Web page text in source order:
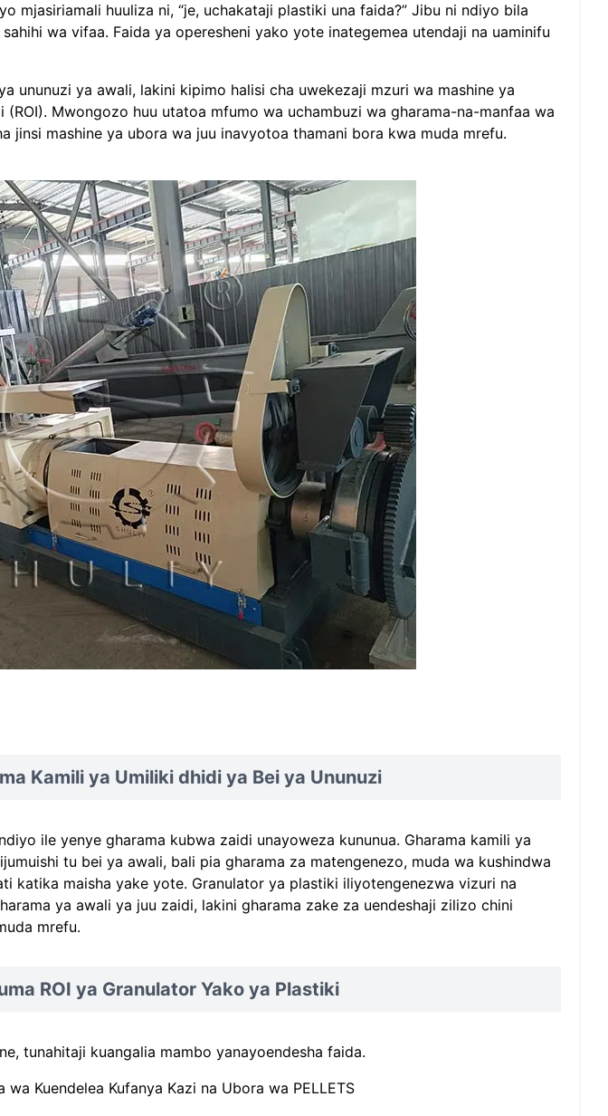
mjasiriamali huuliza ni, “je, uchakataji plastiki una faida?” Jibu ni ndiyo bila
wa vifaa. Faida ya operesheni yako yote inategemea utendaji na uaminifu
ununuzi ya awali, lakini kipimo halisi cha uwekezaji mzuri wa mashine ya
(ROI). Mwongozo huu utatoa mfumo wa uchambuzi wa gharama-na-manfaa wa
jinsi mashine ya ubora wa juu inavyotoa thamani bora kwa muda mrefu.
Kamili ya Umiliki dhidi ya Bei ya Ununuzi
ile yenye gharama kubwa zaidi unayoweza kununua. Gharama kamili ya
tu bei ya awali, bali pia gharama za matengenezo, muda wa kushindwa
katika maisha yake yote. Granulator ya plastiki iliyotengenezwa vizuri na
ya awali ya juu zaidi, lakini gharama zake za uendeshaji zilizo chini
mrefu.
ROI ya Granulator Yako ya Plastiki
tunahitaji kuangalia mambo yanayoendesha faida.
Kuendelea Kufanya Kazi na Ubora wa PELLETS